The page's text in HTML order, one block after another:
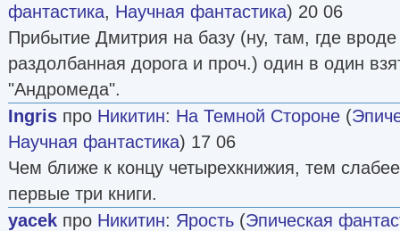
фантастика, Научная фантастика) 20 06
Прибытие Дмитрия на базу (ну, там, где
раздолбанная дорога и проч.) один в один
"Андромеда".
Ingris про Никитин: На Темной Стороне (
Научная фантастика) 17 06
Чем ближе к концу четырехкнижия, тем
первые три книги.
yacek про Никитин: Ярость (Эпическая